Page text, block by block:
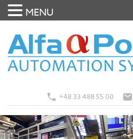
+48 33 488 55 00
MENU